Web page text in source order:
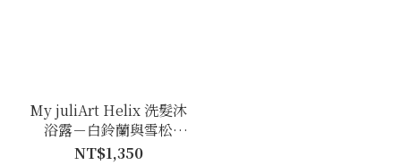
My juliArt Helix 洗髮沐
浴露－白鈴蘭與雪松
1000mL
NT$1,350